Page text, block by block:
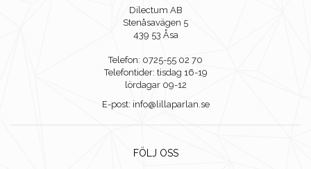
Dilectum AB
Stenåsavägen 5
439 53 Åsa
Telefon: 0725-55 02 70
Telefontider: tisdag 16-19
lördagar 09-12
E-post: info@lillaparlan.se
FÖLJ OSS